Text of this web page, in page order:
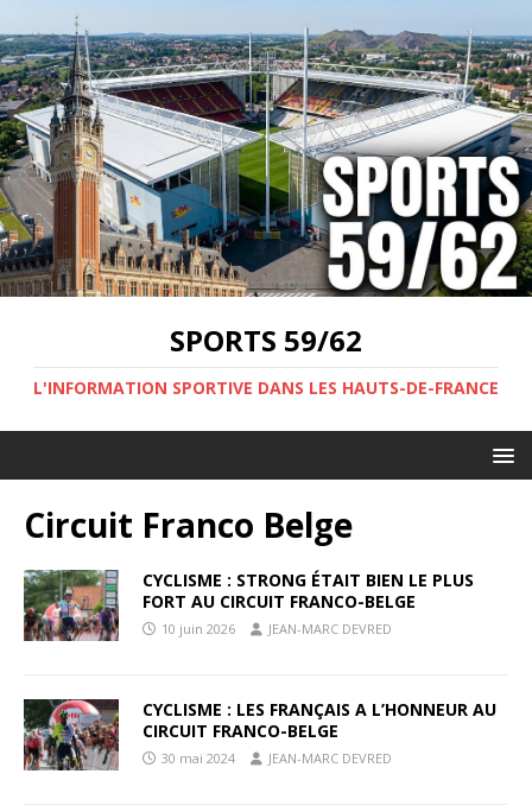
SPORTS 59/62
L'INFORMATION SPORTIVE DANS LES HAUTS-DE-FRANCE
Circuit Franco Belge
CYCLISME : STRONG ÉTAIT BIEN LE PLUS
FORT AU CIRCUIT FRANCO-BELGE
10 juin 2026 JEAN-MARC DEVRED
CYCLISME : LES FRANÇAIS A L’HONNEUR AU
CIRCUIT FRANCO-BELGE
30 mai 2024 JEAN-MARC DEVRED